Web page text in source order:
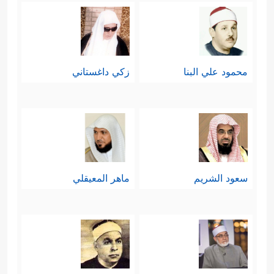
ووحيِه، والنهي عن طاعة الكافرين
والمنافقين، وهي وصيةٌ للأُمَّة كلّها في
شخص نبيِّها
﴿یَــٰۤـأَیُّهَا ٱلنَّبِیُّ ٱتَّقِ ٱللَّهَ ۚ وَلَا
تُطِعِ ٱلۡكَـٰفِرِینَ وَٱلۡمُنَـٰفِقِینَ ۗ إِنَّ ٱللَّهَ كَانَ عَلِیمًا حَكِیمࣰا
﴿١﴾
وَٱتَّبِعۡ مَا یُوحَىٰۤ إِلَیۡكَ مِن رَّبِّكَۚ إِنَّ ٱللَّهَ كَانَ بِمَا
تَعۡمَلُونَ خَبِیرࣰا﴾
من طرف الكافرين وأحزابهم
ومُنافقيهم، جاء التوجيهُ بأهميَّة التوكُّل
محمود علي البنا زكي داغستاني
سعود الشريم ماهر المعيقلي